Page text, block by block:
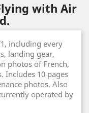
with Air
including every
landing gear,
photos of French,
Includes 10 pages
photos. Also
operated by